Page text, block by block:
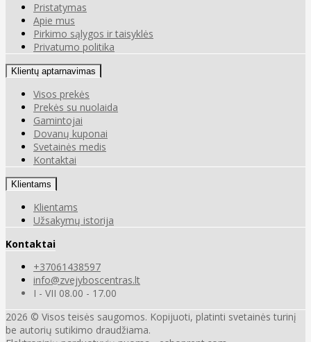
Pristatymas
Apie mus
Pirkimo sąlygos ir taisyklės
Privatumo politika
Klientų aptarnavimas
Visos prekės
Prekės su nuolaida
Gamintojai
Dovanų kuponai
Svetainės medis
Kontaktai
Klientams
Klientams
Užsakymų istorija
Kontaktai
+37061438597
info@zvejyboscentras.lt
I - VII 08.00 - 17.00
2026 © Visos teisės saugomos. Kopijuoti, platinti svetainės turinį
be autorių sutikimo draudžiama.